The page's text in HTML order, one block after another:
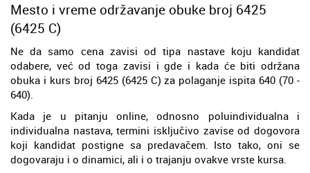
Mesto i vreme održavanje obuke broj 6425
(6425 C)
Ne da samo cena zavisi od tipa nastave koju kandidat
odabere, već od toga zavisi i gde i kada će biti održana
obuka i kurs broj 6425 (6425 C) za polaganje ispita 640 (70 -
640).
Kada je u pitanju online, odnosno poluindividualna i
individualna nastava, termini isključivo zavise od dogovora
koji kandidat postigne sa predavačem. Isto tako, oni se
dogovaraju i o dinamici, ali i o trajanju ovakve vrste kursa.